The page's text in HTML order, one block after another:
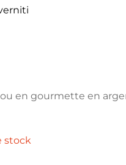
en gourmette en
stock